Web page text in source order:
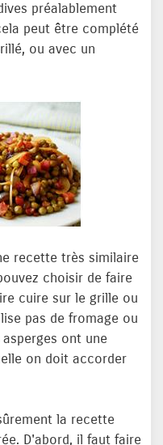
préalablement
peut être complété
ou avec un
recette très similaire
choisir de faire
cuire sur le grille ou
pas de fromage ou
ont une
on doit accorder
la recette
D'abord, il faut faire